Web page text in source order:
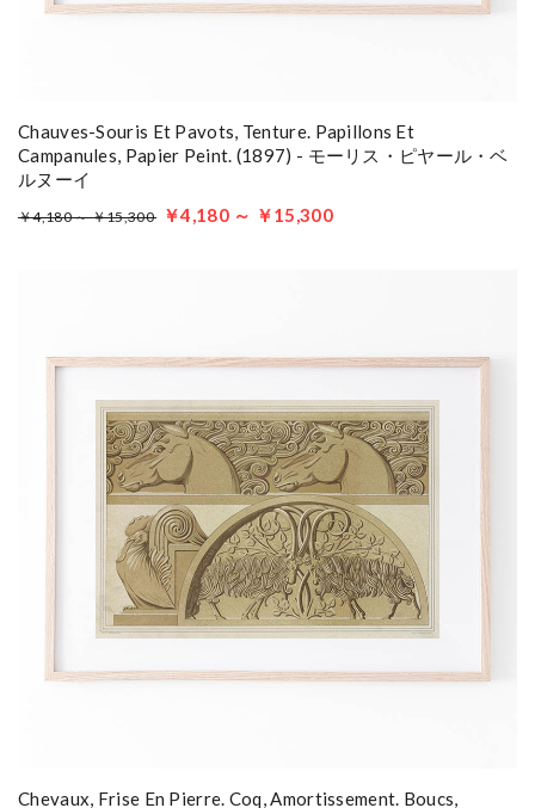
Chauves-Souris Et Pavots, Tenture. Papillons Et
Campanules, Papier Peint. (1897) - モーリス・ピヤール・ベ
ルヌーイ
￥4,180 ～ ￥15,300 ￥4,180 ～ ￥15,300
Chevaux, Frise En Pierre. Coq, Amortissement. Boucs,